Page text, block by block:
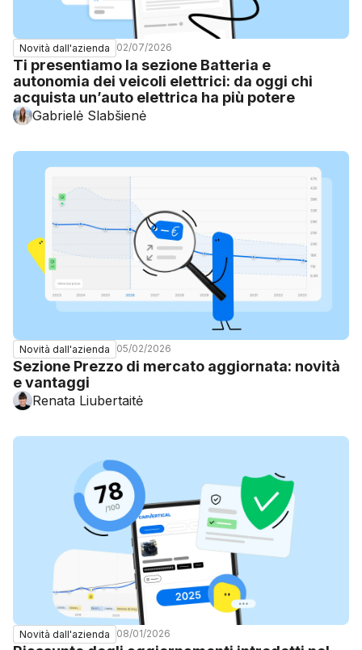
Novità dall'azienda 02/07/2026
Ti presentiamo la sezione Batteria e
autonomia dei veicoli elettrici: da oggi chi
acquista un’auto elettrica ha più potere
Gabrielė Slabšienė
Novità dall'azienda 05/02/2026
Sezione Prezzo di mercato aggiornata: novità
e vantaggi
Renata Liubertaitė
Novità dall'azienda 08/01/2026